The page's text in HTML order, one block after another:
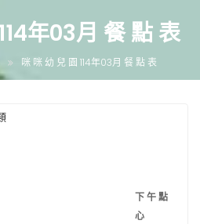
年03月 餐 點 表
咪 咪 幼 兒 園 114年03月 餐 點 表
下 午 點
心